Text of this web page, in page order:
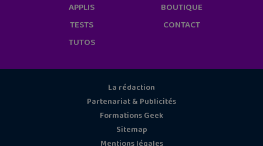
APPLIS
TESTS
TUTOS
BOUTIQUE
CONTACT
La rédaction
Partenariat & Publicités
Formations Geek
Sitemap